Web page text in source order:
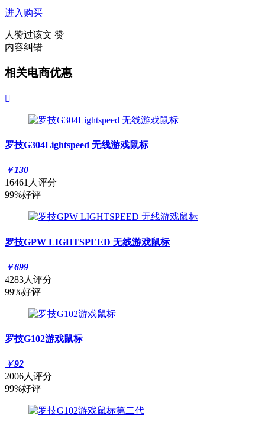
进入购买
人赞过该文 赞
内容纠错
相关电商优惠

罗技G304Lightspeed 无线游戏鼠标
￥130
16461人评分
99%好评
罗技GPW LIGHTSPEED 无线游戏鼠标
￥699
4283人评分
99%好评
罗技G102游戏鼠标
￥92
2006人评分
99%好评